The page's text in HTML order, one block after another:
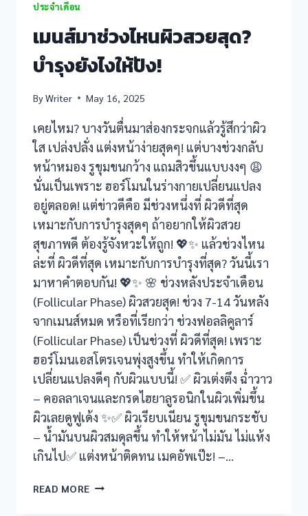
ประจำเดือน
เมนส์มาช่วงไหนผิวสวยสุด?
บำรุงยังไงให้ปัง!
ByWriter May 16, 2025
เคยไหม? บางวันตื่นมาส่องกระจกแล้วรู้สึกว่าผิว
ใส เปล่งปลั่ง แต่งหน้าง่ายสุดๆ! แต่บางช่วงกลับ
หน้าหมอง รูขุมขนกว้าง แถมสิวขึ้นแบบงงๆ 😩
นั่นเป็นเพราะ ฮอร์โมนในร่างกายเปลี่ยนแปลง
อยู่ตลอด! แต่ข่าวดีคือ มีช่วงหนึ่งที่ ผิวดีที่สุด
เหมาะกับการบำรุงสุดๆ ถ้าอยากให้ผิวสวย
สุขภาพดี ต้องรู้จังหวะให้ถูก! 💖✨ แล้วช่วงไหน
ล่ะที่ ผิวดีที่สุด เหมาะกับการบำรุงที่สุด? วันนี้เรา
มาหาคำตอบกัน! 💖✨ 🌸 ช่วงหลังประจำเดือน
(Follicular Phase) ผิวสวยสุด! ช่วง 7-14 วันหลัง
จากเมนส์หมด หรือที่เรียกว่า ช่วงฟอลลิคูลาร์
(Follicular Phase) เป็นช่วงที่ ผิวดีที่สุด! เพราะ
ฮอร์โมนเอสโตรเจนพุ่งสูงขึ้น ทำให้เกิดการ
เปลี่ยนแปลงดีๆ กับผิวแบบนี้! ✅ ผิวเต่งตึง ฉ่ำวาว
– คอลลาเจนและกรดไฮยาลูรอนิกในผิวเพิ่มขึ้น
ผิวเลยดูฟูเด้ง ✨✅ ผิวเรียบเนียน รูขุมขนกระชับ
– น้ำมันบนผิวสมดุลขึ้น ทำให้หน้าไม่มัน ไม่แห้ง
เกินไป✅ แต่งหน้าติดทน เมคอัพเป๊ะ! –…
READ MOREเมนส์